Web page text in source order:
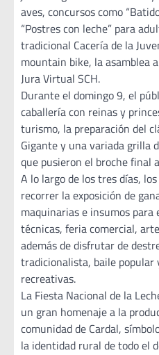
aves, concursos como
“Postres con leche” para
tradicional Cacería de la
mountain bike, la asamblea
Jura Virtual SCH.
Durante el domingo 9, el
caballería con reinas y
turismo, la preparación del
Gigante y una variada grilla
que pusieron el broche final
A lo largo de los tres días,
recorrer la exposición de
maquinarias e insumos
técnicas, feria comercial,
además de disfrutar de
tradicionalista, baile
recreativas.
La Fiesta Nacional de la
un gran homenaje a la
comunidad de Cardal,
la identidad rural de todo el